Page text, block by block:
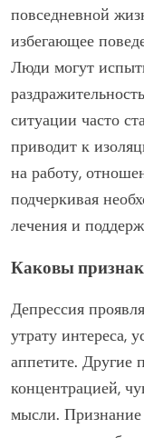
повседневной
избегающее
Люди могут
ситуации часто
приводит к
на работу,
подчеркивая
лечения и
Каковы
Депрессия
утрату интереса,
аппетите. Другие
концентрацией,
мысли.